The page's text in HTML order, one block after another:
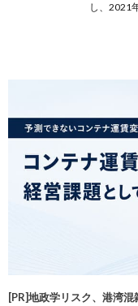
し、2021
[PR]地政学リスク、港湾